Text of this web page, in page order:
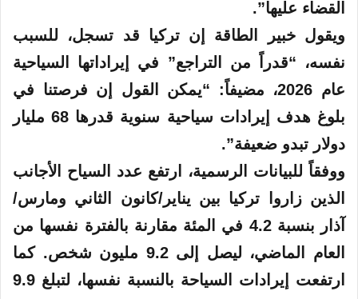
القضاء عليها”.
ويقول خبير الطاقة إن تركيا قد تسجل، للسبب
نفسه، “قدراً من التراجع” في إيراداتها السياحية
عام 2026، مضيفاً: “يمكن القول إن فرصتنا في
بلوغ هدف إيرادات سياحية سنوية قدرها 68 مليار
دولار تبدو ضعيفة”.
ووفقاً للبيانات الرسمية، ارتفع عدد السياح الأجانب
الذين زاروا تركيا بين يناير/كانون الثاني ومارس/
آذار بنسبة 4.2 في المئة مقارنة بالفترة نفسها من
العام الماضي، ليصل إلى 9.2 مليون شخص. كما
ارتفعت إيرادات السياحة بالنسبة نفسها، لتبلغ 9.9